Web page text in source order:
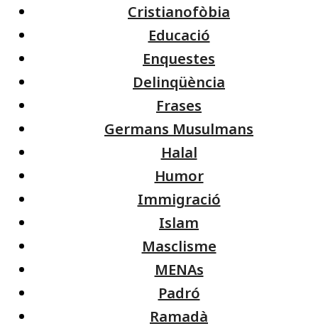
Cristianofòbia
Educació
Enquestes
Delinqüència
Frases
Germans Musulmans
Halal
Humor
Immigració
Islam
Masclisme
MENAs
Padró
Ramadà